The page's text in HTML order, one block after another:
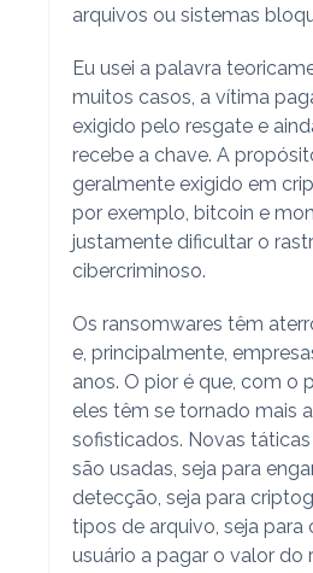
arquivos ou sistemas
Eu usei a palavra
muitos casos, a vítima
exigido pelo resgate e
recebe a chave. A
geralmente exigido em
por exemplo, bitcoin e
justamente dificultar o
cibercriminoso.
Os ransomwares têm
e, principalmente,
anos. O pior é que, com o
eles têm se tornado mais
sofisticados. Novas
são usadas, seja para
detecção, seja para
tipos de arquivo, seja para
usuário a pagar o valor do